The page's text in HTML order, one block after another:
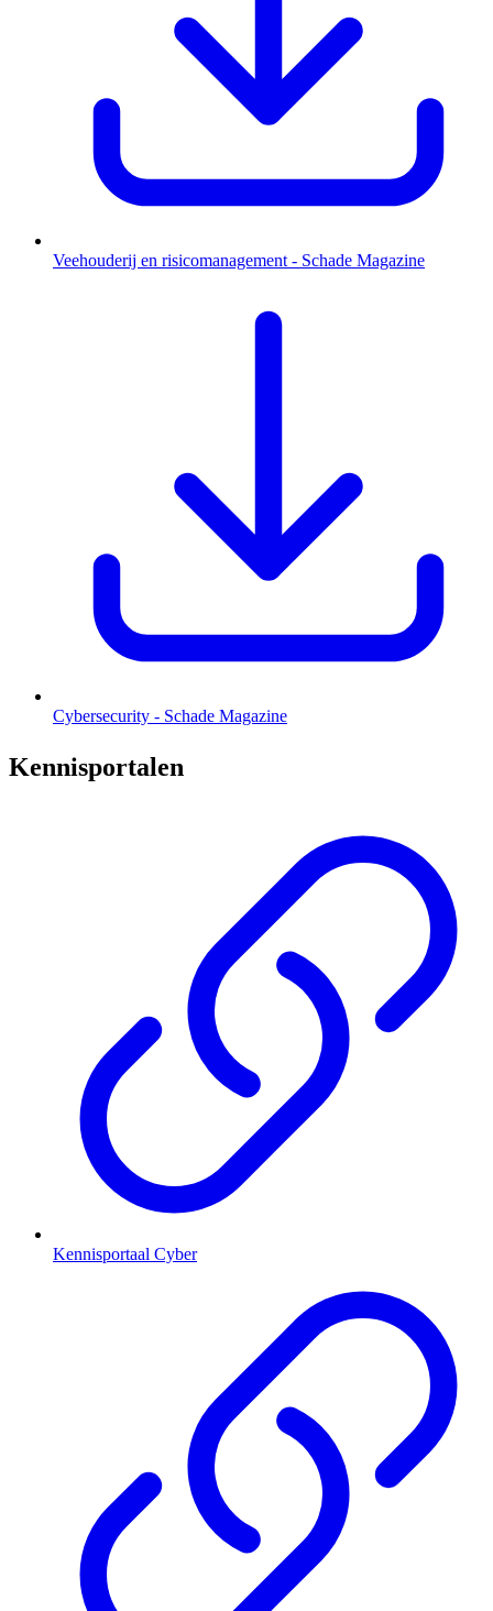
Veehouderij en risicomanagement - Schade Magazine
Cybersecurity - Schade Magazine
Kennisportalen
Kennisportaal Cyber